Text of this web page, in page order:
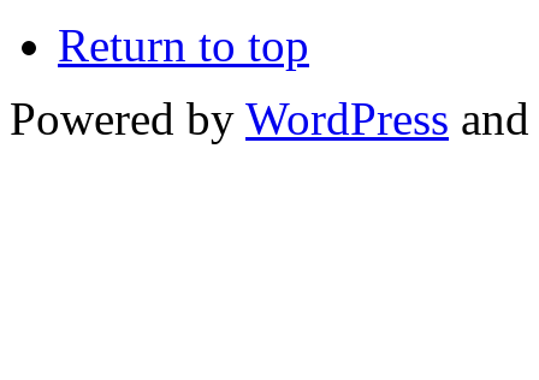
Return to top
Powered by WordPress